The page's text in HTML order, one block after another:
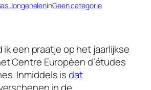
JongeneleninGeen categorie
ik een praatje op het jaarlijkse
Centre Européen d’études
Inmiddels isdat